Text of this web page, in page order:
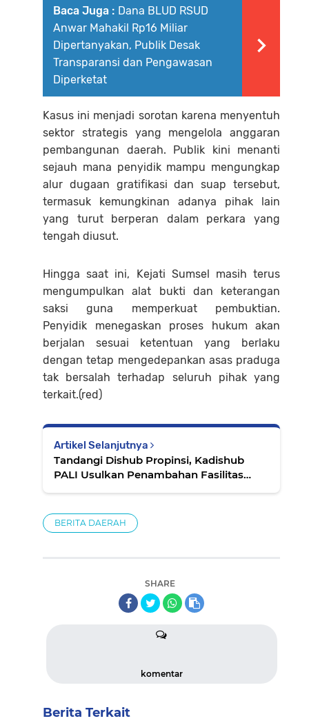
Baca Juga : Dana BLUD RSUD
Anwar Mahakil Rp16 Miliar
Dipertanyakan, Publik Desak
Transparansi dan Pengawasan
Diperketat
Kasus ini menjadi sorotan karena menyentuh
sektor strategis yang mengelola anggaran
pembangunan daerah. Publik kini menanti
sejauh mana penyidik mampu mengungkap
alur dugaan gratifikasi dan suap tersebut,
termasuk kemungkinan adanya pihak lain
yang turut berperan dalam perkara yang
tengah diusut.
Hingga saat ini, Kejati Sumsel masih terus
mengumpulkan alat bukti dan keterangan
saksi guna memperkuat pembuktian.
Penyidik menegaskan proses hukum akan
berjalan sesuai ketentuan yang berlaku
dengan tetap mengedepankan asas praduga
tak bersalah terhadap seluruh pihak yang
terkait.(red)
Artikel Selanjutnya
Tandangi Dishub Propinsi, Kadishub
PALI Usulkan Penambahan Fasilitas
BERITA DAERAH
SHARE
komentar
Berita Terkait